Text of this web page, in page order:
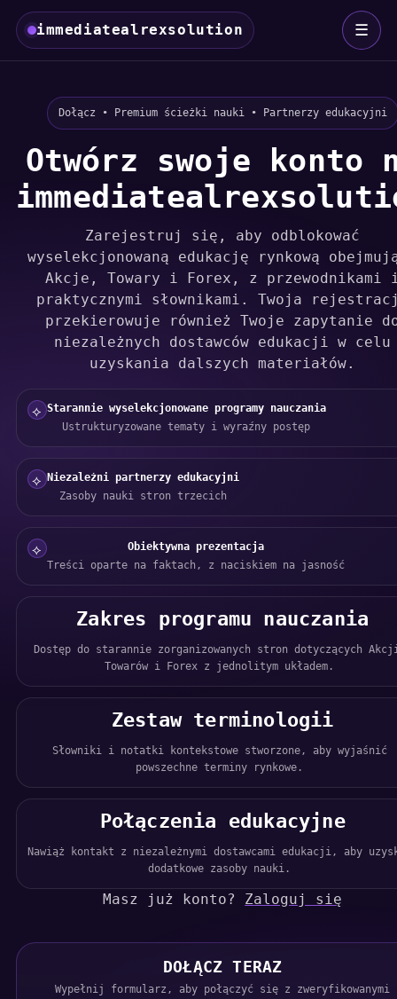
immediatealrexsolution ☰
Dołącz • Premium ścieżki nauki • Partnerzy edukacyjni
Otwórz swoje konto
Zarejestruj się, aby odblokować
wyselekcjonowaną edukację rynkową
Akcje, Towary i Forex, z przewodnikami
praktycznymi słownikami. Twoja
przekierowuje również Twoje zapytanie
niezależnych dostawców edukacji w celu
uzyskania dalszych materiałów.
⟡ Starannie wyselekcjonowane programy nauczania
Ustrukturyzowane tematy i wyraźny postęp
⟡ Niezależni partnerzy edukacyjni
Zasoby nauki stron trzecich
⟡
Obiektywna prezentacja
Treści oparte na faktach, z naciskiem na jasność
Zakres programu nauczania
Dostęp do starannie zorganizowanych stron dotyczących
Towarów i Forex z jednolitym układem.
Zestaw terminologii
Słowniki i notatki kontekstowe stworzone, aby wyjaśnić
powszechne terminy rynkowe.
Połączenia edukacyjne
Nawiąż kontakt z niezależnymi dostawcami edukacji, aby
dodatkowe zasoby nauki.
Masz już konto? Zaloguj się
DOŁĄCZ TERAZ
Wypełnij formularz, aby połączyć się z zweryfikowanymi